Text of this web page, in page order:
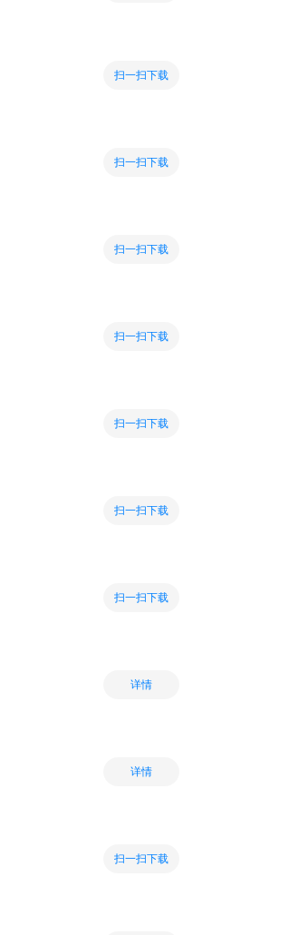
扫一扫下载
扫一扫下载
扫一扫下载
扫一扫下载
扫一扫下载
扫一扫下载
扫一扫下载
详情
详情
扫一扫下载